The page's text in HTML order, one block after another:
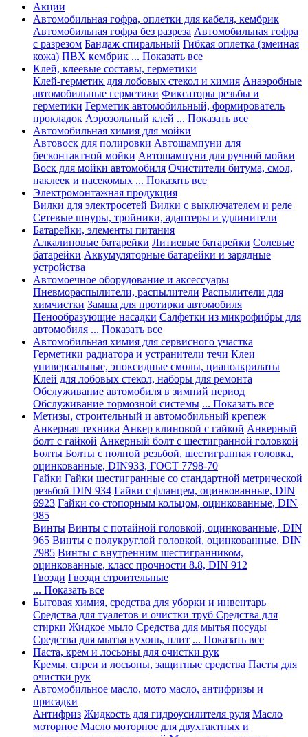
Акции
Автомобильная гофра, оплетки для кабеля, кембрик
Автомобильная гофра без разреза Автомобильная гофра
с разрезом Бандаж спиральный Гибкая оплетка (змеиная
кожа) ПВХ кембрик ... Показать все
Клей, клеевые составы, герметики
Клей-герметик для лобовых стекол и химия Анаэробные
автомобильные герметики Фиксаторы резьбы и
герметики Герметик автомобильный, формирователь
прокладок Аэрозольный клей ... Показать все
Автомобильная химия для мойки
Автовоск для полировки Автошампуни для
бесконтактной мойки Автошампуни для ручной мойки
Воск для мойки автомобиля Очистители битума, смол,
наклеек и насекомых ... Показать все
Электромонтажная продукция
Вилки для электросетей Вилки с выключателем и реле
Сетевые шнуры, тройники, адаптеры и удлинители
Батарейки, элементы питания
Алкалиновые батарейки Литиевые батарейки Солевые
батарейки Аккумуляторные батарейки и зарядные
устройства
Автомоечное оборудование и аксессуары
Пневмораспылители, распылители Распылители для
химчистки Замша для протирки автомобиля
Пенообразующие насадки Салфетки из микрофибры для
автомобиля ... Показать все
Автомобильная химия для сервисного участка
Герметики радиатора и устранители течи Клеи
универсальные, эпоксидные смолы, цианоакрилаты
Клей для лобовых стекол, наборы для ремонта
Обслуживание автомобиля в зимний период
Обслуживание тормозной системы ... Показать все
Метизы, строительный и автомобильный крепеж
Анкерная техника Анкер клиновой с гайкой Анкерный
болт с гайкой Анкерный болт с шестигранной головкой
Болты Болты с полной резьбой, шестигранная головка,
оцинкованные, DIN933, ГОСТ 7798-70
Гайки Гайки шестигранные со стандартной метрической
резьбой DIN 934 Гайки с фланцем, оцинкованные, DIN
6923 Гайки со стопорным кольцом, оцинкованные, DIN
985
Винты Винты с потайной головкой, оцинкованные, DIN
965 Винты с полукруглой головкой, оцинкованные, DIN
7985 Винты с внутренним шестигранником,
оцинкованные, класс прочности 8.8, DIN 912
Гвозди Гвозди строительные
... Показать все
Бытовая химия, средства для уборки и инвентарь
Средства для туалетов и очистки труб Средства для
стирки Жидкое мыло Средства для мытья посуды
Средства для мытья кухонь, плит ... Показать все
Паста, крем и лосьоны для очистки рук
Кремы, спреи и лосьоны, защитные средства Пасты для
очистки рук
Автомобильное масло, мото масло, антифризы и
присадки
Антифриз Жидкость для гидроусилителя руля Масло
моторное Масло моторное для двухтактных и